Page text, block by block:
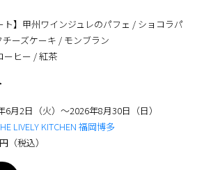
ト】甲州ワインジュレのパフェ / ショコラパ
ーズケーキ / モンブラン
ーヒー / 紅茶
6月2日（火）〜2026年8月30日（日）
LIVELY KITCHEN 福岡博多
（税込）